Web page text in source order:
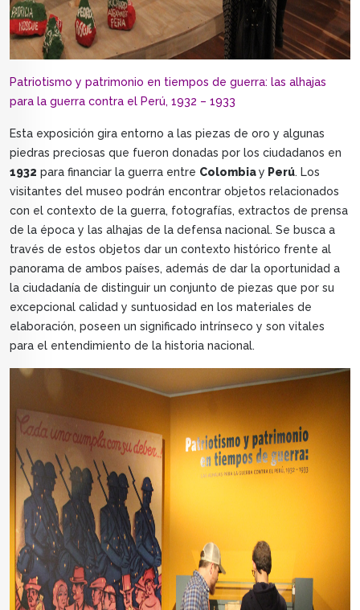
Patriotismo y patrimonio en tiempos de guerra: las alhajas
para la guerra contra el Perú, 1932 – 1933
Esta exposición gira entorno a las piezas de oro y algunas
piedras preciosas que fueron donadas por los ciudadanos en
1932 para financiar la guerra entre Colombiay Perú. Los
visitantes del museo podrán encontrar objetos relacionados
con el contexto de la guerra, fotografías, extractos de prensa
de la época y las alhajas de la defensa nacional. Se busca a
través de estos objetos dar un contexto histórico frente al
panorama de ambos países, además de dar la oportunidad a
la ciudadanía de distinguir un conjunto de piezas que por su
excepcional calidad y suntuosidad en los materiales de
elaboración, poseen un significado intrínseco y son vitales
para el entendimiento de la historia nacional.